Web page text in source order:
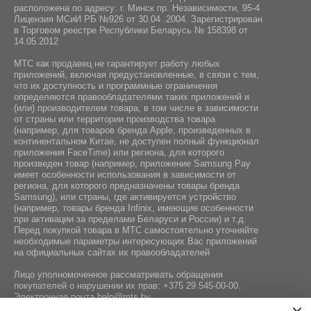
Источник света:
светодиодный (LED)
Уровень шума:
30 дБ
расположена по адресу: г. Минск пр. Независимости, 95-4
Лицензия МСиИ РБ №926 от 30.04 .2004. Зарегистрирован
в Торговом реестре Республики Беларусь № 158398 от
14.05.2012
МТС как продавец не гарантирует работу любых
приложений, включая предустановленные, в связи с тем,
что их доступность и программные ограничения
определяются правообладателями таких приложений и
(или) производителем товара, в том числе в зависимости
от страны или территории производства товара
(например, для товаров бренда Apple, произведенных в
континентальном Китае, не доступен полный функционал
приложения FaceTime) или региона, для которого
произведен товар (например, приложение Samsung Pay
имеет особенности использования в зависимости от
региона, для которого предназначены товары бренда
Samsung), или страны, где активируется устройство
(например, товары бренда Infiniх, имеющие особенности
при активации за пределами Беларуси и России) и т.д.
Перед покупкой товара в МТС самостоятельно уточняйте
необходимые параметры интересующих Вас приложений
на официальных сайтах их правообладателей
Лицо уполномоченное рассматривать обращения
покупателей о нарушении их прав: +375 29 545-00-00.
Электронная почтаhelp@mts.by